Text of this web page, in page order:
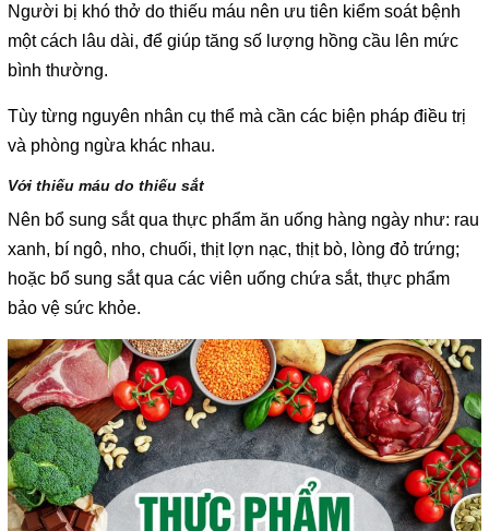
Người bị khó thở do thiếu máu nên ưu tiên kiểm soát bệnh
một cách lâu dài, để giúp tăng số lượng hồng cầu lên mức
bình thường.
Tùy từng nguyên nhân cụ thể mà cần các biện pháp điều trị
và phòng ngừa khác nhau.
Với thiếu máu do thiếu sắt
Nên bổ sung sắt qua thực phẩm ăn uống hàng ngày như: rau
xanh, bí ngô, nho, chuối, thịt lợn nạc, thịt bò, lòng đỏ trứng;
hoặc bổ sung sắt qua các viên uống chứa sắt, thực phẩm
bảo vệ sức khỏe.